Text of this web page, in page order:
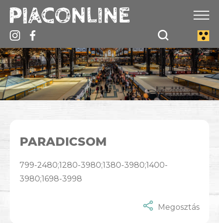
PARADICSOM
799-2480;1280-3980;1380-3980;1400-
3980;1698-3998
Megosztás